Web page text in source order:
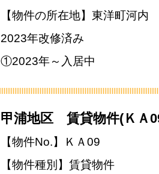
【物件の所在地】東洋町河内
2023年改修済み
①2023年～入居中
甲浦地区 賃貸物件(ＫＡ
【物件No.】ＫＡ09
【物件種別】賃貸物件